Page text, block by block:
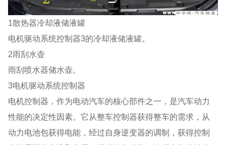
1散热器冷却液储液罐
电机驱动系统控制器3的冷却液储液罐。
2雨刮水壶
雨刮喷水器储水壶。
3电机驱动系统控制器
电机控制器，作为电动汽车的核心部件之一，是汽车动力
性能的决定性因素。它从整车控制器获得整车的需求，从
动力电池包获得电能，经过自身逆变器的调制，获得控制